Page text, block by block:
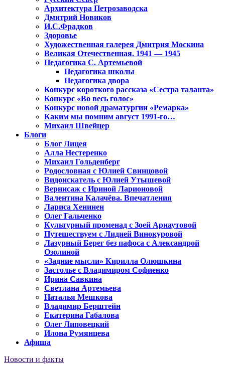
Архитектура Петрозаводска
Дмитрий Новиков
И.С.Фрадков
Здоровье
Художественная галерея Дмитрия Москина
Великая Отечественная. 1941 — 1945
Педагогика С. Артемьевой
Педагогика школы
Педагогика двора
Конкурс короткого рассказа «Сестра таланта»
Конкурс «Во весь голос»
Конкурс новой драматургии «Ремарка»
Каким мы помним август 1991-го…
Михаил Швейцер
Блоги
Блог Лицея
Алла Нестеренко
Михаил Гольденберг
Родословная с Юлией Свинцовой
Видоискатель с Юлией Утышевой
Вернисаж с Ириной Ларионовой
Валентина Калачёва. Впечатления
Лариса Хенинен
Олег Гальченко
Культурный променад с Зоей Арнаутовой
Путешествуем с Лидией Винокуровой
Лазурный Берег без пафоса с Александрой
Озолиной
«Задние мысли» Кирилла Олюшкина
Застолье с Владимиром Софиенко
Ирина Савкина
Светлана Артемьева
Наталья Мешкова
Владимир Берштейн
Екатерина Габалова
Олег Липовецкий
Илона Румянцева
Афиша
Новости и факты